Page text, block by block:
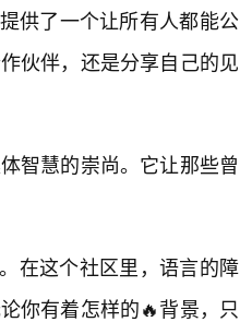
供了一个让所有人都能公
伙伴，还是分享自己的见
智慧的崇尚。它让那些曾
在这个社区里，语言的障
你有着怎样的🔥背景，只